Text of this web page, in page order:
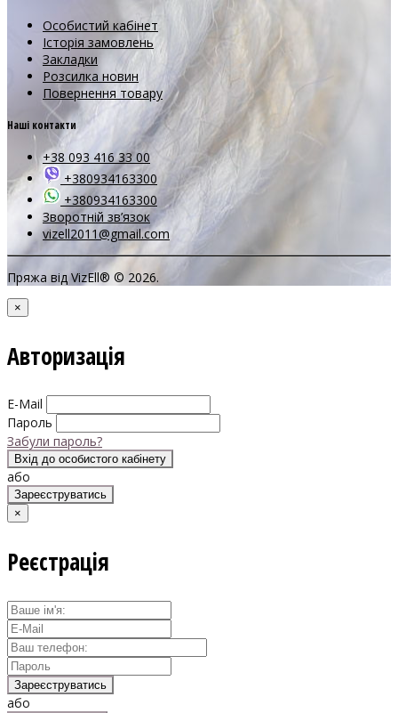
Особистий кабінет
Історія замовлень
Закладки
Розсилка новин
Повернення товару
Наші контакти
+38 093 416 33 00
+380934163300
+380934163300
Зворотній зв’язок
vizell2011@gmail.com
Пряжа від VizEll® © 2026.
×
Авторизація
E-Mail
Пароль
Забули пароль?
Вхід до особистого кабінету
або
Зареєструватись
×
Реєстрація
Зареєструватись
або